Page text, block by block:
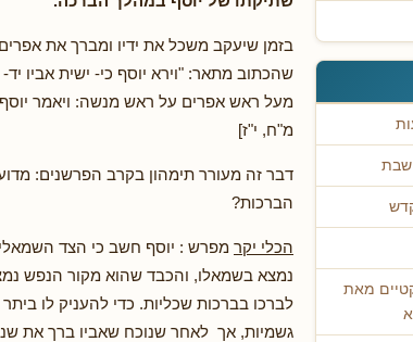
שבת
מאת
בזמן שיעקב משכל את ידיו ומברך את
שהכתוב מתאר: "וירא יוסף כי- ישית אביו
מעל ראש אפרים על ראש מנשה: ויאמר יוסף
מ"ח, י"ז]
דבר זה מעורר תימהון בקרב הפרשנים:
הברכות?
הכלי יקר מפרש : יוסף חשב כי הצד
נמצא בשמאלו, והכבד שהוא מקור הנפש
לברכו בברכות שכליות. כדי להעניק לו
גשמיות, אך לאחר שנוכח שאביו ברך את